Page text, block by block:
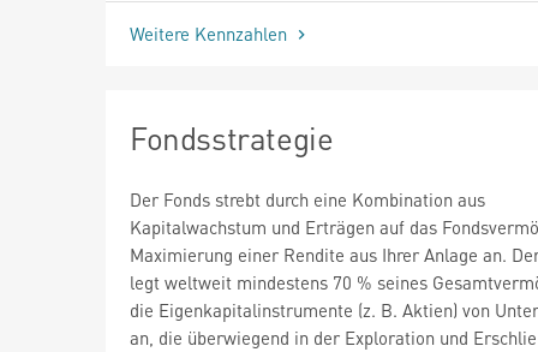
Weitere Kennzahlen
Fondsstrategie
Der Fonds strebt durch eine Kombination aus
Kapitalwachstum und Erträgen auf das
Maximierung einer Rendite aus Ihrer Anlage an.
legt weltweit mindestens 70 % seines
die Eigenkapitalinstrumente (z. B. Aktien) von
an, die überwiegend in der Exploration und